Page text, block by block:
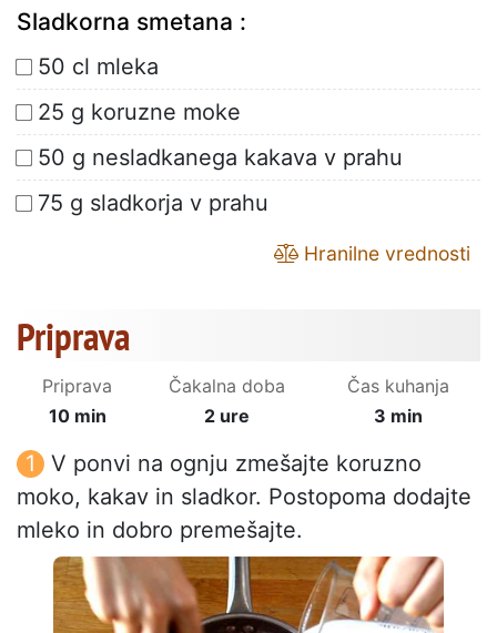
Sladkorna smetana :
50 cl mleka
25 g koruzne moke
50 g nesladkanega kakava v prahu
75 g sladkorja v prahu
Hranilne vrednosti
Priprava
Priprava
10 min
Čakalna doba
2 ure
Čas kuhanja
3 min
V ponvi na ognju zmešajte koruzno
moko, kakav in sladkor. Postopoma dodajte
mleko in dobro premešajte.